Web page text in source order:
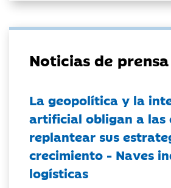
Noticias de prensa
La geopolítica y la
artificial obligan a las
replantear sus
crecimiento - Naves
logísticas